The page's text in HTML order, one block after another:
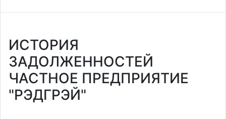
ИСТОРИЯ
ЗАДОЛЖЕННОСТЕЙ
ЧАСТНОЕ ПРЕДПРИЯТИЕ
"РЭДГРЭЙ"